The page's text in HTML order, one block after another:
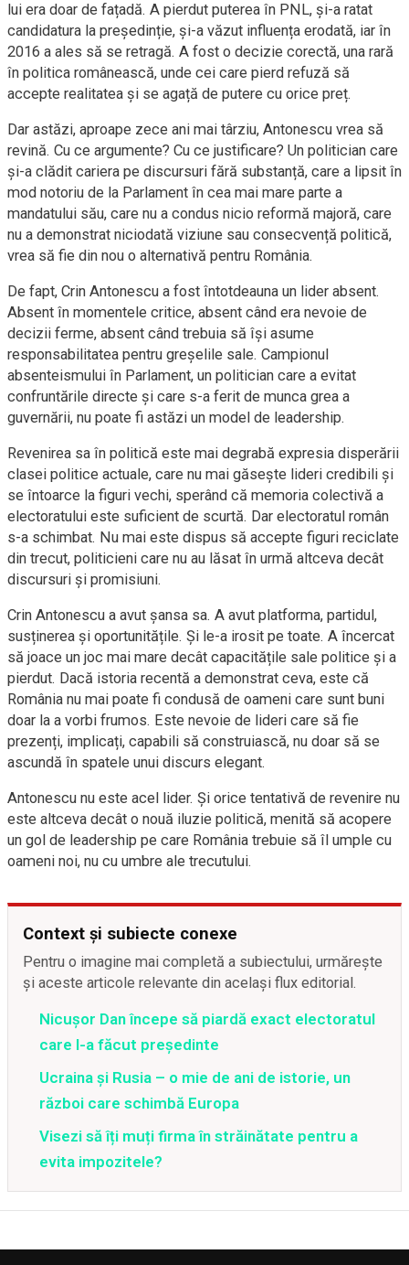
lui era doar de fațadă. A pierdut puterea în PNL, și-a ratat
candidatura la președinție, și-a văzut influența erodată, iar în
2016 a ales să se retragă. A fost o decizie corectă, una rară
în politica românească, unde cei care pierd refuză să
accepte realitatea și se agață de putere cu orice preț.
Dar astăzi, aproape zece ani mai târziu, Antonescu vrea să
revină. Cu ce argumente? Cu ce justificare? Un politician care
și-a clădit cariera pe discursuri fără substanță, care a lipsit în
mod notoriu de la Parlament în cea mai mare parte a
mandatului său, care nu a condus nicio reformă majoră, care
nu a demonstrat niciodată viziune sau consecvență politică,
vrea să fie din nou o alternativă pentru România.
De fapt, Crin Antonescu a fost întotdeauna un lider absent.
Absent în momentele critice, absent când era nevoie de
decizii ferme, absent când trebuia să își asume
responsabilitatea pentru greșelile sale. Campionul
absenteismului în Parlament, un politician care a evitat
confruntările directe și care s-a ferit de munca grea a
guvernării, nu poate fi astăzi un model de leadership.
Revenirea sa în politică este mai degrabă expresia disperării
clasei politice actuale, care nu mai găsește lideri credibili și
se întoarce la figuri vechi, sperând că memoria colectivă a
electoratului este suficient de scurtă. Dar electoratul român
s-a schimbat. Nu mai este dispus să accepte figuri reciclate
din trecut, politicieni care nu au lăsat în urmă altceva decât
discursuri și promisiuni.
Crin Antonescu a avut șansa sa. A avut platforma, partidul,
susținerea și oportunitățile. Și le-a irosit pe toate. A încercat
să joace un joc mai mare decât capacitățile sale politice și a
pierdut. Dacă istoria recentă a demonstrat ceva, este că
România nu mai poate fi condusă de oameni care sunt buni
doar la a vorbi frumos. Este nevoie de lideri care să fie
prezenți, implicați, capabili să construiască, nu doar să se
ascundă în spatele unui discurs elegant.
Antonescu nu este acel lider. Și orice tentativă de revenire nu
este altceva decât o nouă iluzie politică, menită să acopere
un gol de leadership pe care România trebuie să îl umple cu
oameni noi, nu cu umbre ale trecutului.
Context și subiecte conexe
Pentru o imagine mai completă a subiectului, urmărește
și aceste articole relevante din același flux editorial.
Nicușor Dan începe să piardă exact electoratul
care l-a făcut președinte
Ucraina și Rusia – o mie de ani de istorie, un
război care schimbă Europa
Visezi să îți muți firma în străinătate pentru a
evita impozitele?